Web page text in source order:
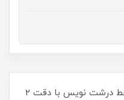
-صفحه نمایش دیجیتالی چند خط درشت نویس با دقت 2